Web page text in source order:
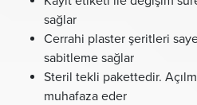
sağlar
Cerrahi plaster şeritleri
sabitleme sağlar
Steril tekli pakettedir.
muhafaza eder